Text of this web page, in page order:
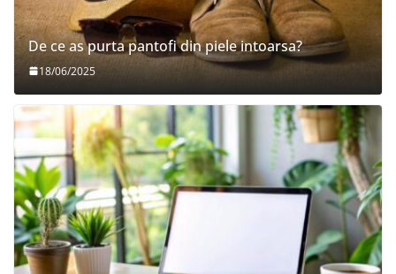
De ce as purta pantofi din piele intoarsa?
18/06/2025